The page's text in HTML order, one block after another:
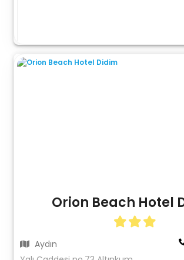
Orion Beach Hotel
Aydın